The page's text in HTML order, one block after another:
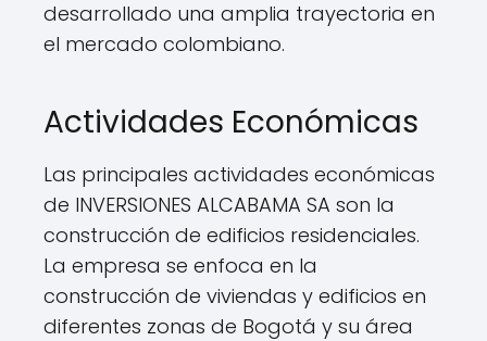
desarrollado una amplia trayectoria en
el mercado colombiano.
Actividades Económicas
Las principales actividades económicas
de INVERSIONES ALCABAMA SA son la
construcción de edificios residenciales.
La empresa se enfoca en la
construcción de viviendas y edificios en
diferentes zonas de Bogotá y su área